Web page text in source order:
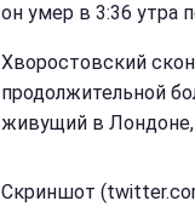
он умер в 3:36 утра
Хворостовский
продолжительной
живущий в Лондоне,
Скриншот